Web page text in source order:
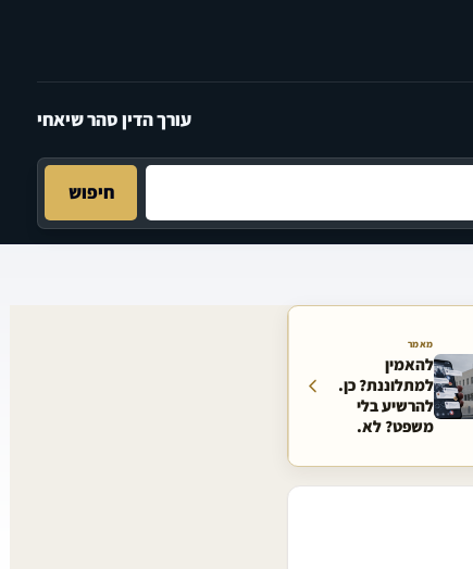
עורך הדין סהר שיאחי
חיפוש
מאמר
להאמין
למתלוננת? כן.
להרשיע בלי
משפט? לא.